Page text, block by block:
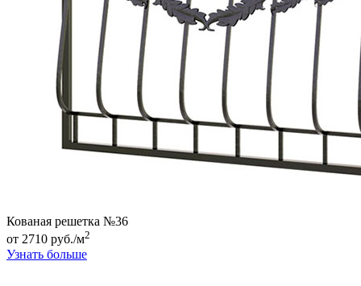
Кованая решетка №36
от 2710 руб./м2
Узнать больше